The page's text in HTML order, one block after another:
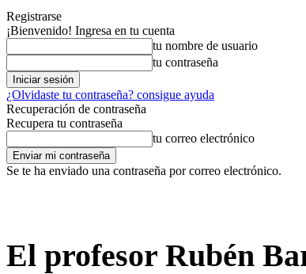
Registrarse
¡Bienvenido! Ingresa en tu cuenta
tu nombre de usuario
tu contraseña
¿Olvidaste tu contraseña? consigue ayuda
Recuperación de contraseña
Recupera tu contraseña
tu correo electrónico
Se te ha enviado una contraseña por correo electrónico.
El profesor Rubén